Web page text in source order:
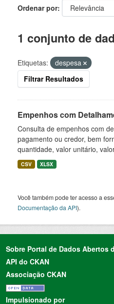
Ordenar por
1 conjunto de
Etiquetas:
despesa
Filtrar Resultados
Empenhos com
Consulta de empenhos com
pagamento ou credor, bem
quantidade, valor unitário,
CSV XLSX
Você também pode ter acesso a
Documentação da API).
Sobre Portal de Dados Abertos
API do CKAN
Associação CKAN
Impulsionado por